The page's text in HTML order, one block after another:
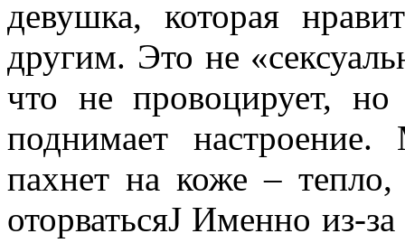
девушка, которая
другим. Это не
что не провоцирует, но
поднимает
пахнет на коже –
оторватьсяJ Именно из-